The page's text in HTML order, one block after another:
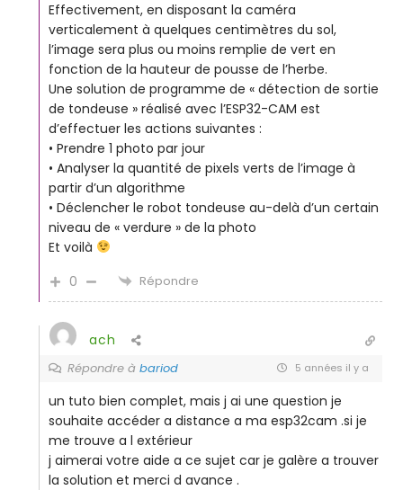
Effectivement, en disposant la caméra
verticalement à quelques centimètres du sol,
l’image sera plus ou moins remplie de vert en
fonction de la hauteur de pousse de l’herbe.
Une solution de programme de « détection de sortie
de tondeuse » réalisé avec l’ESP32-CAM est
d’effectuer les actions suivantes :
• Prendre 1 photo par jour
• Analyser la quantité de pixels verts de l’image à
partir d’un algorithme
• Déclencher le robot tondeuse au-delà d’un certain
niveau de « verdure » de la photo
Et voilà
0
Répondre
ach
Répondre àbariod 5 années il y a
un tuto bien complet, mais j ai une question je
souhaite accéder a distance a ma esp32cam .si je
me trouve a l extérieur
j aimerai votre aide a ce sujet car je galère a trouver
la solution et merci d avance .